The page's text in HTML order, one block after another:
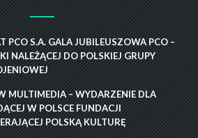
PCO S.A. GALA JUBILEUSZOWA PCO –
NALEŻĄCEJ DO POLSKIEJ GRUPY
MULTIMEDIA – WYDARZENIE DLA
W POLSCE FUNDACJI
POLSKĄ KULTURĘ